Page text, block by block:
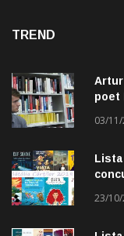
TREND
poet
03/
Lista
23/